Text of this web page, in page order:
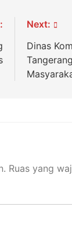
Next:
Dinas
Ruas yang